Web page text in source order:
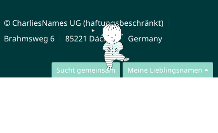
Sucht gemeinsam Meine Lieblingsnamen
© CharliesNames UG (haftungsbeschränkt)
Brahmsweg 6
85221 Dachau Germany